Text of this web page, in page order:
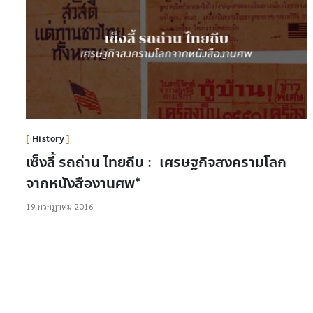
History
เซ็งลี้ รถถ่าน ไทยถีบ : เศรษฐกิจสงครามโลก
จากหนังสืองานศพ*
19 กรกฎาคม 2016